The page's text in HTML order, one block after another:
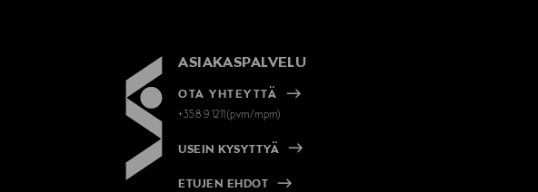
ASIAKASPALVELU
OTA YHTEYTTÄ
+358 9 1211(pvm/mpm)
USEIN KYSYTTYÄ
ETUJEN EHDOT